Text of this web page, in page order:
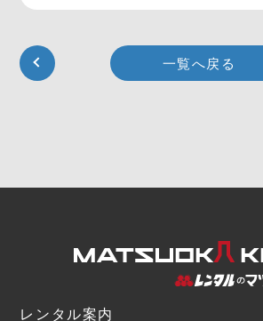
一覧へ戻る
レンタル案内